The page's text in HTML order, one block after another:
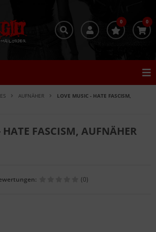
0 0
AUFNÄHER
LOVE MUSIC - HATE FASCISM,
HATE FASCISM, AUFNÄHER
(0)